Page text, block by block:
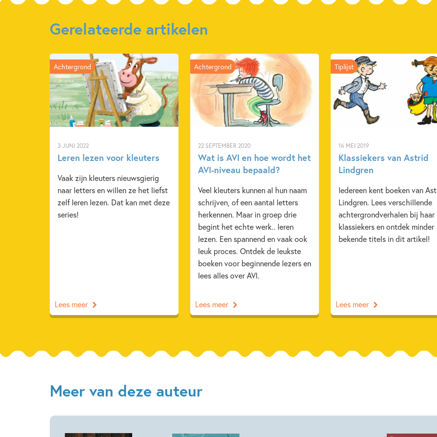
Gerelateerde artikelen
3 JUNI 2022
Leren lezen voor kleuters
Vaak zijn kleuters nieuwsgierig
naar letters en willen ze het liefst
zelf leren lezen. Dat kan met deze
series!
Achtergrond
Lees meer
22 SEPTEMBER 2020
Wat is AVI en hoe wordt het
AVI-niveau bepaald?
Veel kleuters kunnen al hun naam
schrijven, of een aantal letters
herkennen. Maar in groep drie
begint het echte werk.. leren
lezen. Een spannend en vaak ook
leuk proces. Ontdek de leukste
boeken voor beginnende lezers en
lees alles over AVI.
Achtergrond
Lees meer
16 MEI 2019
Klassiekers van Astrid
Lindgren
Iedereen kent boeken van
Lindgren. Lees verschillende
achtergrondverhalen bij haar
klassiekers en ontdek minder
bekende titels in dit artikel!
Tiplijst
Lees meer
Meer van deze auteur